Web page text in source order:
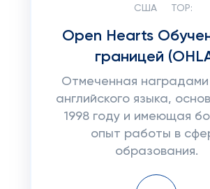
США TOP:
Open Hearts
границей
Отмеченная
английского языка,
1998 году и имеющая
опыт работы в
образования.